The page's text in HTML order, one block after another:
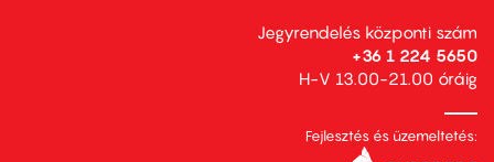
Jegyrendelés központi szám
+36 1 224 5650
H-V 13.00-21.00 óráig
Fejlesztés és üzemeltetés: